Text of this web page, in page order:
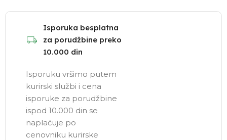
Isporuka besplatna
za porudžbine preko
10.000 din
Isporuku vršimo putem
kurirski službi i cena
isporuke za porudžbine
ispod 10.000 din se
naplaćuje po
cenovniku kurirske